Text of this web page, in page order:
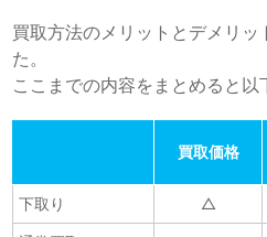
買取方法のメリットとデメリッ
た。
ここまでの内容をまとめると以
買取価格
下取り △